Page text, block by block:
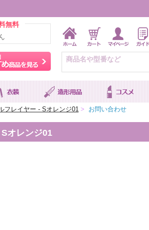
無料
ーから探す キャラ別おすすめ商品を見る
フレイヤー - Sオレンジ01 > お問い合わせ
オレンジ01